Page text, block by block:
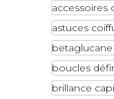
accessoires
astuces
boucles
brillance